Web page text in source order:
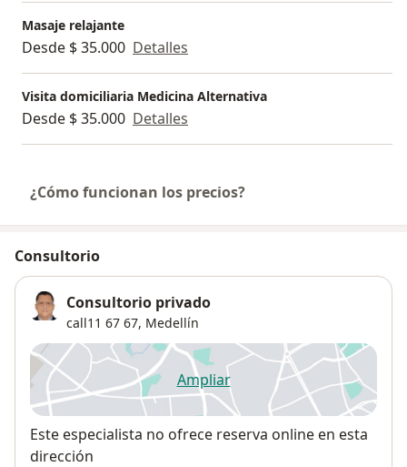
Masaje relajante
Desde $ 35.000 Detalles
Visita domiciliaria Medicina Alternativa
Desde $ 35.000 Detalles
¿Cómo funcionan los precios?
Consultorio
Consultorio privado
call11 67 67, Medellín
Ampliarse abre en una nueva
Disponibilidad
Este especialista no ofrece reserva online en esta
dirección